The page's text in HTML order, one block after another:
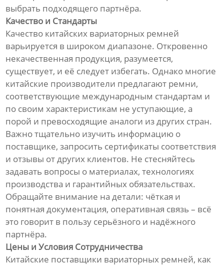
выбрать подходящего партнёра.
Качество и Стандарты
Качество китайских вариаторных ремней
варьируется в широком диапазоне. Откровенно
некачественная продукция, разумеется,
существует, и её следует избегать. Однако многие
китайские производители предлагают ремни,
соответствующие международным стандартам и
по своим характеристикам не уступающие, а
порой и превосходящие аналоги из других стран.
Важно тщательно изучить информацию о
поставщике, запросить сертификаты соответствия
и отзывы от других клиентов. Не стесняйтесь
задавать вопросы о материалах, технологиях
производства и гарантийных обязательствах.
Обращайте внимание на детали: чёткая и
понятная документация, оперативная связь – всё
это говорит в пользу серьёзного и надёжного
партнёра.
Цены и Условия Сотрудничества
Китайские поставщики вариаторных ремней, как